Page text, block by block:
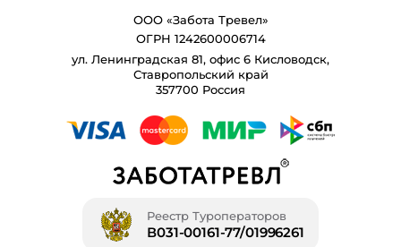
ООО «Забота Тревел»
ОГРН 1242600006714
ул. Ленинградская 81, офис 6 Кисловодск,
Ставропольский край
357700 Россия
Реестр Туроператоров
В031-00161-77/01996261